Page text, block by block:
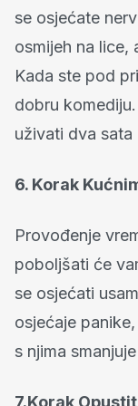
se osjećate
osmijeh na lice,
Kada ste pod
dobru
uživati dva sata
6. Korak
Provođenje
poboljšati će
se osjećati
osjećaje
s njima